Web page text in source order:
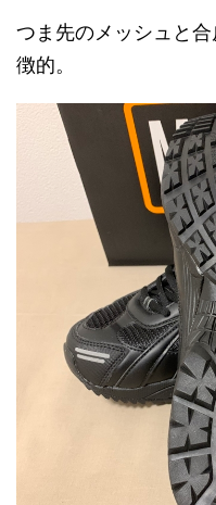
つま先のメッシュと
徴的。